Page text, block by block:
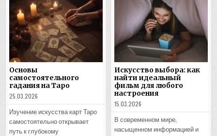
Основы
самостоятельного
гадания на Таро
25.03.2026
Изучение искусства карт Таро
самостоятельно открывает
путь к глубокому
Искусство выбора: как
найти идеальный
фильм для любого
настроения
15.03.2026
В современном мире,
насыщенном информацией и